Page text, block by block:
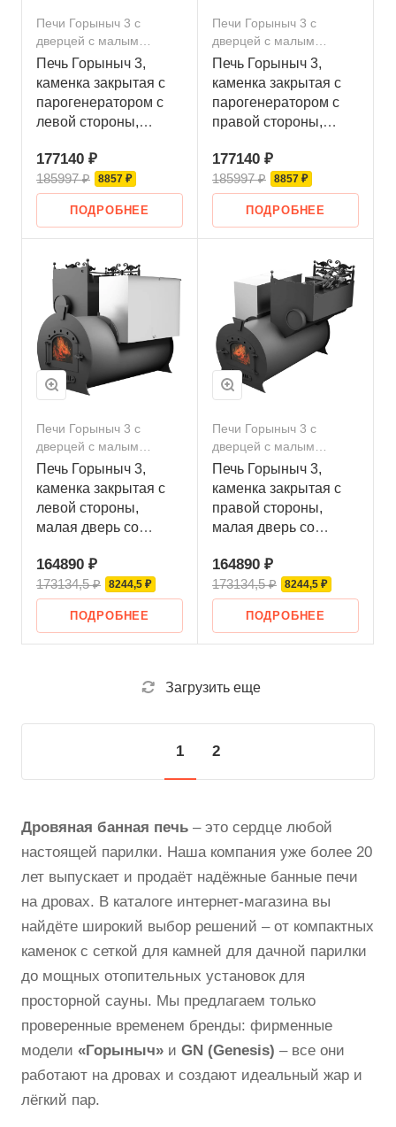
Печи Горыныч 3 с
дверцей с малым
стеклом
Печь Горыныч 3,
каменка закрытая с
парогенератором с
левой стороны,
стеклом
177140 ₽
185997 ₽ 8857 ₽
ПОДРОБНЕЕ
Печи Горыныч 3 с
дверцей с малым
стеклом
Печь Горыныч 3,
каменка закрытая с
парогенератором с
правой стороны,
стеклом
177140 ₽
185997 ₽ 8857 ₽
ПОДРОБНЕЕ
Печи Горыныч 3 с
дверцей с малым
стеклом
Печь Горыныч 3,
каменка закрытая с
левой стороны,
малая дверь со
164890 ₽
173134,5 ₽ 8244,5 ₽
ПОДРОБНЕЕ
Печи Горыныч 3 с
дверцей с малым
стеклом
Печь Горыныч 3,
каменка закрытая с
правой стороны,
малая дверь со
164890 ₽
173134,5 ₽ 8244,5 ₽
ПОДРОБНЕЕ
Загрузить еще
1 2
Дровяная банная печь – это сердце любой
настоящей парилки. Наша компания уже более 20
лет выпускает и продаёт надёжные банные печи
на дровах. В каталоге интернет-магазина вы
найдёте широкий выбор решений – от компактных
каменок с сеткой для камней для дачной парилки
до мощных отопительных установок для
просторной сауны. Мы предлагаем только
проверенные временем бренды: фирменные
модели «Горыныч» и GN (Genesis) – все они
работают на дровах и создают идеальный жар и
лёгкий пар.